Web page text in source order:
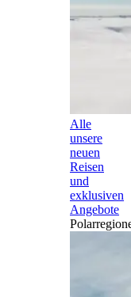
Alle
unsere
neuen
Reisen
und
exklusiven
Angebote